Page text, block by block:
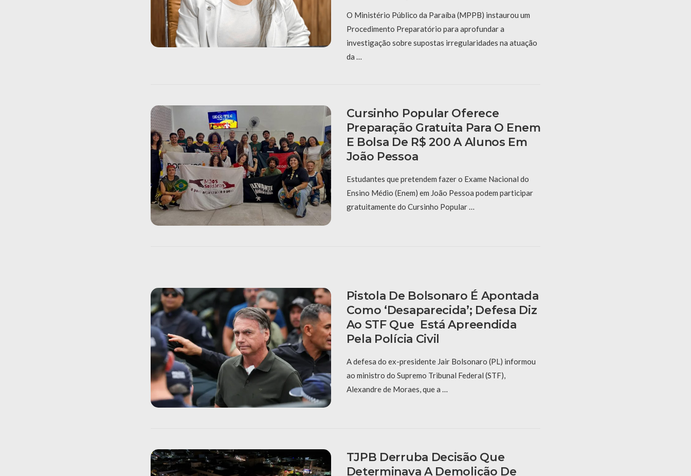
O Ministério Público da Paraíba (MPPB) instaurou um
Procedimento Preparatório para aprofundar a
investigação sobre supostas irregularidades na atuação
da …
Cursinho Popular Oferece
Preparação Gratuita Para O Enem
E Bolsa De R$ 200 A Alunos Em
João Pessoa
Estudantes que pretendem fazer o Exame Nacional do
Ensino Médio (Enem) em João Pessoa podem participar
gratuitamente do Cursinho Popular …
Pistola De Bolsonaro É Apontada
Como ‘desaparecida’; Defesa Diz
Ao STF Que Está Apreendida
Pela Polícia Civil
A defesa do ex-presidente Jair Bolsonaro (PL) informou
ao ministro do Supremo Tribunal Federal (STF),
Alexandre de Moraes, que a …
TJPB Derruba Decisão Que
Determinava A Demolição De